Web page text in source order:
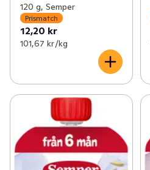
120 g, Semper
Prismatch
12,20 kr
101,67 kr /kg